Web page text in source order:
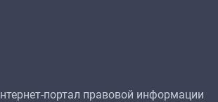
портал правовой информации